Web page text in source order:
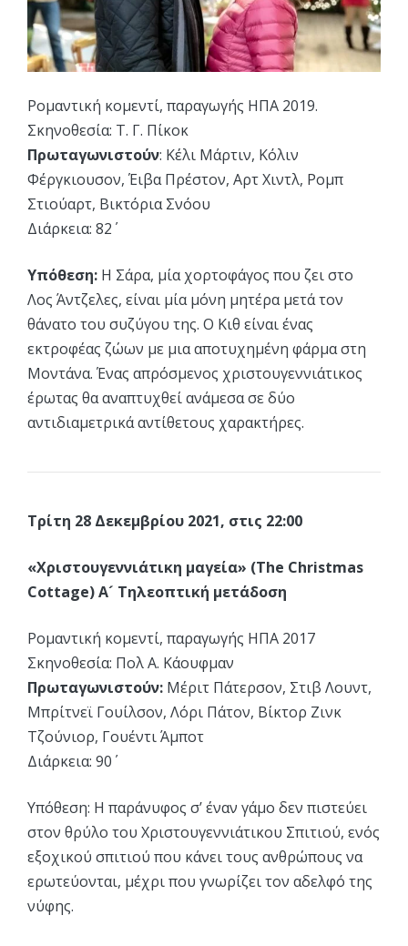
Ρομαντική κομεντί, παραγωγής ΗΠΑ 2019.
Σκηνοθεσία: Τ. Γ. Πίκοκ
Πρωταγωνιστούν: Κέλι Μάρτιν, Κόλιν
Φέργκιουσον, Έιβα Πρέστον, Αρτ Χιντλ, Ρομπ
Στιούαρτ, Βικτόρια Σνόου
Διάρκεια: 82΄
Υπόθεση: Η Σάρα, μία χορτοφάγος που ζει στο
Λος Άντζελες, είναι μία μόνη μητέρα μετά τον
θάνατο του συζύγου της. Ο Κιθ είναι ένας
εκτροφέας ζώων με μια αποτυχημένη φάρμα στη
Μοντάνα. Ένας απρόσμενος χριστουγεννιάτικος
έρωτας θα αναπτυχθεί ανάμεσα σε δύο
αντιδιαμετρικά αντίθετους χαρακτήρες.
Τρίτη 28 Δεκεμβρίου 2021, στις 22:00
«Χριστουγεννιάτικη μαγεία» (The Christmas
Cottage) Α´ Τηλεοπτική μετάδοση
Ρομαντική κομεντί, παραγωγής ΗΠΑ 2017
Σκηνοθεσία: Πολ Α. Κάουφμαν
Πρωταγωνιστούν: Μέριτ Πάτερσον, Στιβ Λουντ,
Μπρίτνεϊ Γουίλσον, Λόρι Πάτον, Βίκτορ Ζινκ
Τζούνιορ, Γουέντι Άμποτ
Διάρκεια: 90΄
Υπόθεση: Η παράνυφος σ’ έναν γάμο δεν πιστεύει
στον θρύλο του Χριστουγεννιάτικου Σπιτιού, ενός
εξοχικού σπιτιού που κάνει τους ανθρώπους να
ερωτεύονται, μέχρι που γνωρίζει τον αδελφό της
νύφης.